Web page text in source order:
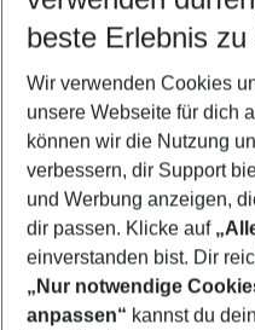
5-
2 Erwachsene Keine
Mehr
Footer
beste Erlebnis zu
Wir verwenden Cookies
unsere Webseite für dich
können wir die Nutzung
verbessern, dir Support
und Werbung anzeigen,
dir passen. Klicke auf
einverstanden bist. Dir
„Nur notwendige
anpassen“ kannst du